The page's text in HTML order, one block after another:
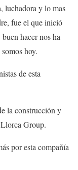
luchadora y lo mas
fue el que inició
hacer nos ha
hoy.
de esta
la construcción y
Group.
por esta compañía